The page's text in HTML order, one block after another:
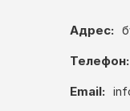
Адрес:
Телефон:
Email: